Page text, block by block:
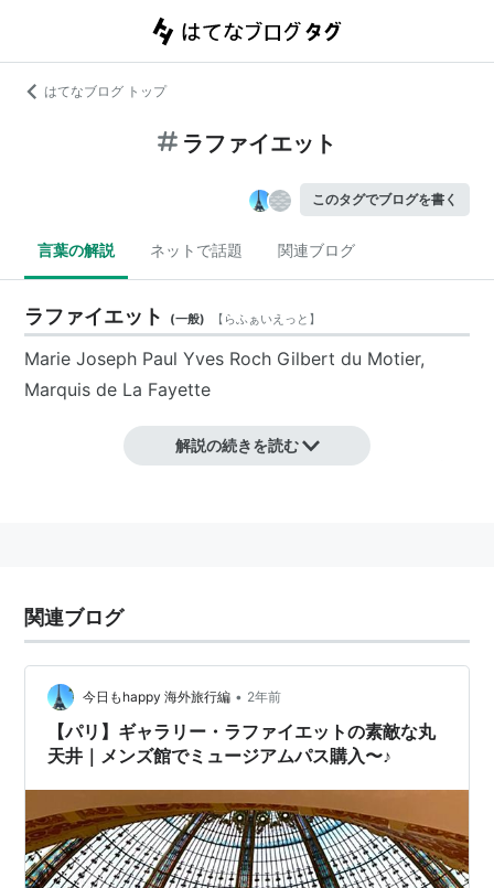
はてなブログ トップ
ラファイエット
このタグでブログを書く
言葉の解説 ネットで話題 関連ブログ
ラファイエット (一般) 【 らふぁいえっと 】
Marie Joseph Paul Yves Roch Gilbert du Motier,
Marquis de La Fayette
ラ・ファイエットとも。フランスの侯爵、軍人、政治
帰国後、（フランス革命のきっかけとなる）1789年の
牢獄の襲撃後に自由主義貴族としてパリ国民軍司令官に
任命され「両世界の英雄」と呼ばれるようになった。
しかし、元来立憲君主制を志向する故に次第に革命の急
1800年に帰国したが、第一帝政にも復古王政にも反対
する立場をとった（そういう意味では自由主義政治家と
して首尾一貫している）。
解説の続きを読む
関連ブログ
今日もhappy 海外旅行編 • 2年前
【パリ】ギャラリー・ラファイエットの素敵な丸
天井｜メンズ館でミュージアムパス購入〜♪